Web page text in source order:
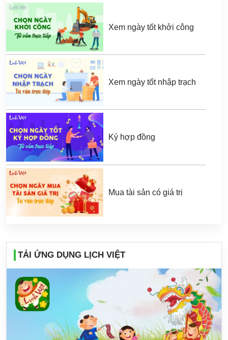
Xem ngày tốt khởi công
Xem ngày tốt nhập trạch
Ký hợp đồng
Mua tài sản có giá trị
TẢI ỨNG DỤNG LỊCH VIỆT